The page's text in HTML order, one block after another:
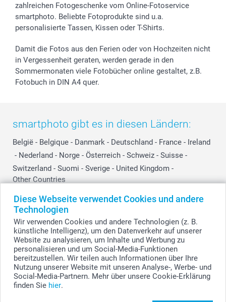
Diese Webseite verwendet Cookies und andere
Technologien
Wir verwenden Cookies und andere Technologien (z. B.
künstliche Intelligenz), um den Datenverkehr auf unserer
Website zu analysieren, um Inhalte und Werbung zu
personalisieren und um Social-Media-Funktionen
bereitzustellen. Wir teilen auch Informationen über Ihre
Nutzung unserer Website mit unseren Analyse-, Werbe- und
Social-Media-Partnern. Mehr über unsere Cookie-Erklärung
finden Sie hier.
zahlreichen Fotogeschenke vom Online-Fotoservice
smartphoto. Beliebte Fotoprodukte sind u.a.
personalisierte Tassen, Kissen oder T-Shirts.
Damit die Fotos aus den Ferien oder von Hochzeiten nicht
in Vergessenheit geraten, werden gerade in den
Sommermonaten viele Fotobücher online gestaltet, z.B.
Fotobuch in DIN A4 quer.
smartphoto gibt es in diesen Ländern:
België - Belgique - Danmark - Deutschland - France - Ireland
- Nederland - Norge - Österreich - Schweiz - Suisse -
Switzerland - Suomi - Sverige - United Kingdom -
Other Countries
© smartphoto Group. Alle Rechte vorbehalten.
Alle Preise verstehen sich in Schweizer Franken (CHF) inkl. MwSt. und zzgl.
Versandkosten.